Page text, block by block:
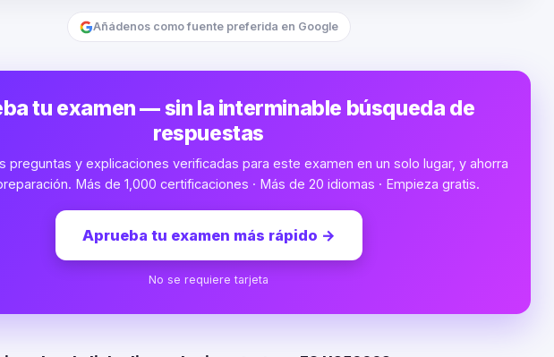
Añádenos como fuente preferida en Google
tu examen — sin la interminable búsqueda de
respuestas
preguntas y explicaciones verificadas para este examen en un solo lugar, y ahorra
Más de 1,000 certificaciones · Más de 20 idiomas · Empieza gratis.
Aprueba tu examen más rápido →
No se requiere tarjeta